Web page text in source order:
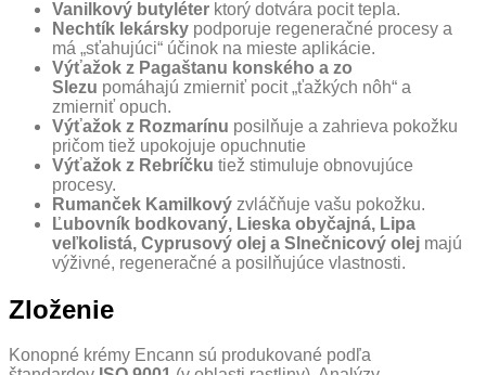
Vanilkový butyléter ktorý dotvára pocit tepla.
Nechtík lekársky podporuje regeneračné procesy a
má „sťahujúci“ účinok na mieste aplikácie.
Výťažok z Pagaštanu konského a zo
Slezu pomáhajú zmierniť pocit „ťažkých nôh“ a
zmierniť opuch.
Výťažok z Rozmarínu posilňuje a zahrieva pokožku
pričom tiež upokojuje opuchnutie
Výťažok z Rebríčku tiež stimuluje obnovujúce
procesy.
Rumanček Kamilkový zvláčňuje vašu pokožku.
Ľubovník bodkovaný, Lieska obyčajná, Lipa
veľkolistá, Cyprusový olej a Slnečnicový olej majú
výživné, regeneračné a posilňujúce vlastnosti.
Zloženie
Konopné krémy Encann sú produkované podľa